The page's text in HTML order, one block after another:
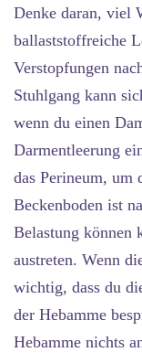
Denke daran, viel
ballaststoffreiche
Verstopfungen
Stuhlgang kann
wenn du einen
Darmentleerung
das Perineum, um
Beckenboden ist
Belastung können
austreten. Wenn
wichtig, dass du
der Hebamme
Hebamme nichts